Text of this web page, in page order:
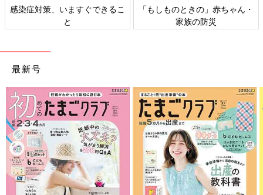
で、敏感肌の人も使えます。
感染症対策、いますぐできるこ
と
「もしものときの」赤ちゃん・
家族の防災
最新号